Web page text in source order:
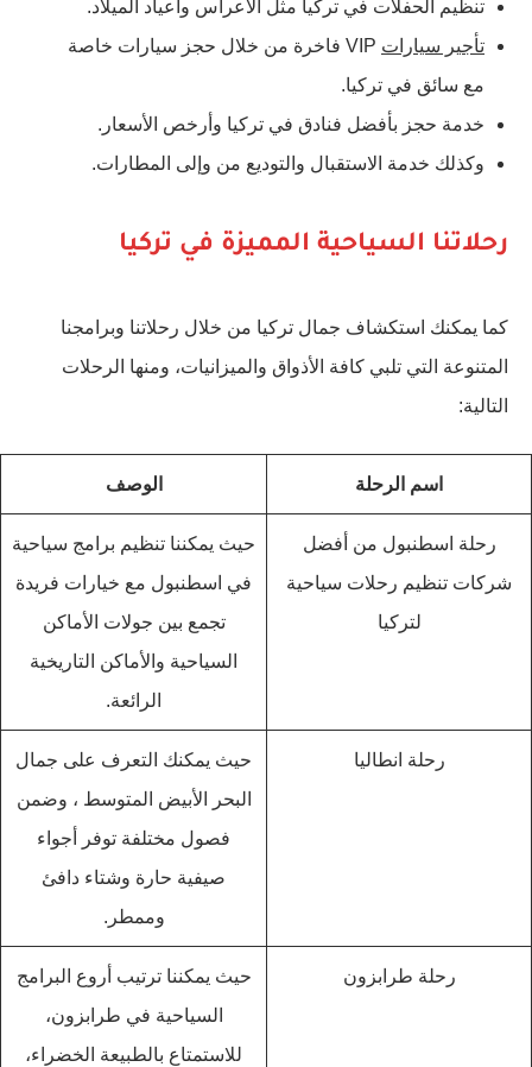
تنظيم الحفلات في تركيا مثل الأعراس واعياد الميلاد.
تأجير سيارات
VIP فاخرة من خلال حجز سيارات خاصة
مع سائق في تركيا.
خدمة حجز بأفضل فنادق في تركيا وأرخص الأسعار.
وكذلك خدمة الاستقبال والتوديع من وإلى المطارات.
رحلاتنا السياحية المميزة في تركيا
كما يمكنك استكشاف جمال تركيا من خلال رحلاتنا وبرامجنا
المتنوعة التي تلبي كافة الأذواق والميزانيات، ومنها الرحلات
التالية:
اسم الرحلة الوصف
رحلة اسطنبول من أفضل
شركات تنظيم رحلات سياحية
لتركيا
حيث يمكننا تنظيم برامج سياحية
في اسطنبول مع خيارات فريدة
تجمع بين جولات الأماكن
السياحية والأماكن التاريخية
الرائعة.
رحلة انطاليا
حيث يمكنك التعرف على جمال
البحر الأبيض المتوسط ، وضمن
فصول مختلفة توفر أجواء
صيفية حارة وشتاء دافئ
وممطر.
رحلة طرابزون
حيث يمكننا ترتيب أروع البرامج
السياحية في طرابزون،
للاستمتاع بالطبيعة الخضراء،